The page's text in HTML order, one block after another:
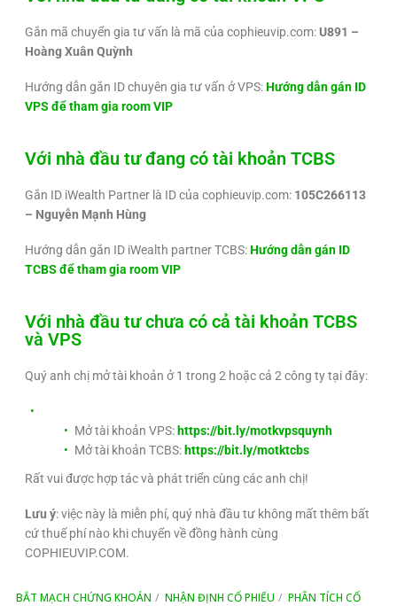
Gắn mã chuyển gia tư vấn là mã của cophieuvip.com:U891 –
Hoàng Xuân Quỳnh
Hướng dẫn gắn ID chuyên gia tư vấn ở VPS:Hướng dẫn gán ID
VPS để tham gia room VIP
Với nhà đầu tư đang có tài khoản TCBS
Gắn ID iWealth Partner là ID của cophieuvip.com: 105C266113
– Nguyễn Mạnh Hùng
Hướng dẫn gắn ID iWealth partner TCBS:Hướng dẫn gán ID
TCBS để tham gia room VIP
Với nhà đầu tư chưa có cả tài khoản TCBS
và VPS
Quý anh chị mở tài khoản ở 1 trong 2 hoặc cả 2 công ty tại đây:
Mở tài khoản VPS: https://bit.ly/motkvpsquynh
Mở tài khoản TCBS: https://bit.ly/motktcbs
Rất vui được hợp tác và phát triển cùng các anh chị!
Lưu ý: việc này là miễn phí, quý nhà đầu tư không mất thêm bất
cứ thuế phí nào khi chuyển về đồng hành cùng
COPHIEUVIP.COM.
BẮT MẠCH CHỨNG KHOÁN NHẬN ĐỊNH CỔ PHIẾU
PHÂN TÍCH CỔ